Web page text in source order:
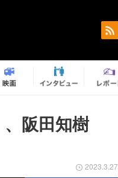
阪田知樹
2023.3.27